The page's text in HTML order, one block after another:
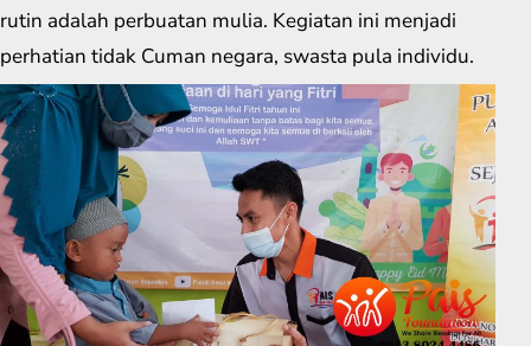
rutin adalah perbuatan mulia. Kegiatan ini menjadi
perhatian tidak Cuman negara, swasta pula individu.